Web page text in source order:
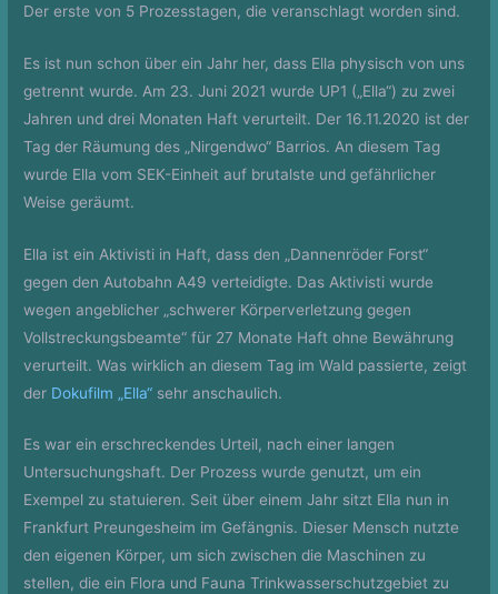
Der erste von 5 Prozesstagen, die veranschlagt worden sind.
Es ist nun schon über ein Jahr her, dass Ella physisch von uns
getrennt wurde. Am 23. Juni 2021 wurde UP1 („Ella“) zu zwei
Jahren und drei Monaten Haft verurteilt. Der 16.11.2020 ist der
Tag der Räumung des „Nirgendwo“ Barrios. An diesem Tag
wurde Ella vom SEK-Einheit auf brutalste und gefährlicher
Weise geräumt.
Ella ist ein Aktivisti in Haft, dass den „Dannenröder Forst“
gegen den Autobahn A49 verteidigte. Das Aktivisti wurde
wegen angeblicher „schwerer Körperverletzung gegen
Vollstreckungsbeamte“ für 27 Monate Haft ohne Bewährung
verurteilt. Was wirklich an diesem Tag im Wald passierte, zeigt
der Dokufilm „Ella“ sehr anschaulich.
Es war ein erschreckendes Urteil, nach einer langen
Untersuchungshaft. Der Prozess wurde genutzt, um ein
Exempel zu statuieren. Seit über einem Jahr sitzt Ella nun in
Frankfurt Preungesheim im Gefängnis. Dieser Mensch nutzte
den eigenen Körper, um sich zwischen die Maschinen zu
stellen, die ein Flora und Fauna Trinkwasserschutzgebiet zu